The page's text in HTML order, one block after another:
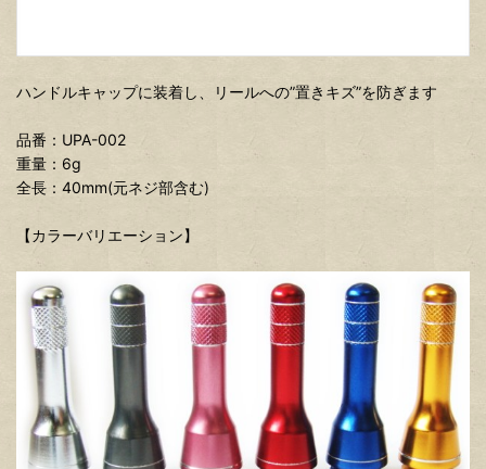
ハンドルキャップに装着し、リールへの”置きキズ”を防ぎます
品番：UPA-002
重量：6g
全長：40mm(元ネジ部含む)
【カラーバリエーション】